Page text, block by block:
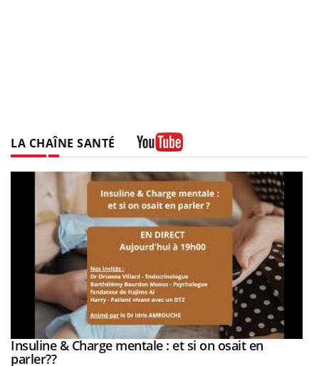
LA CHAÎNE SANTÉ
Youtube
Insuline & Charge mentale : et si on osait en
parler??Youtube